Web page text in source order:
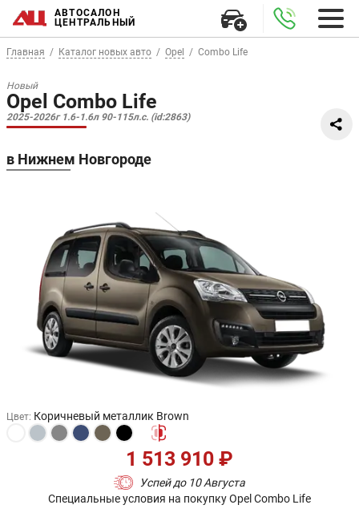
АВТОСАЛОН
ЦЕНТРАЛЬНЫЙ
Главная Каталог новых авто Opel Combo Life
Новый
Opel Combo Life
2025-2026г 1.6-1.6л 90-115л.с. (id:2863)
в Нижнем Новгороде
Цвет: Коричневый металлик Brown
Успей до 10 Августа
1 513 910 ₽
Специальные условия на покупку Opel Combo Life